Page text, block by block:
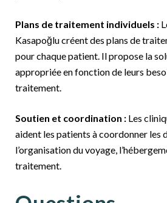
Plans de traitement individuels :
Kasapoğlu créent des plans de
pour chaque patient. Il propose la
appropriée en fonction de leurs
traitement.
Soutien et coordination : Les
aident les patients à coordonner les
l’organisation du voyage,
traitement.